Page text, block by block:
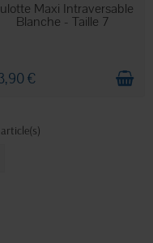
EN STOCK
Maxi Intraversable
Blanche - Taille 7
€